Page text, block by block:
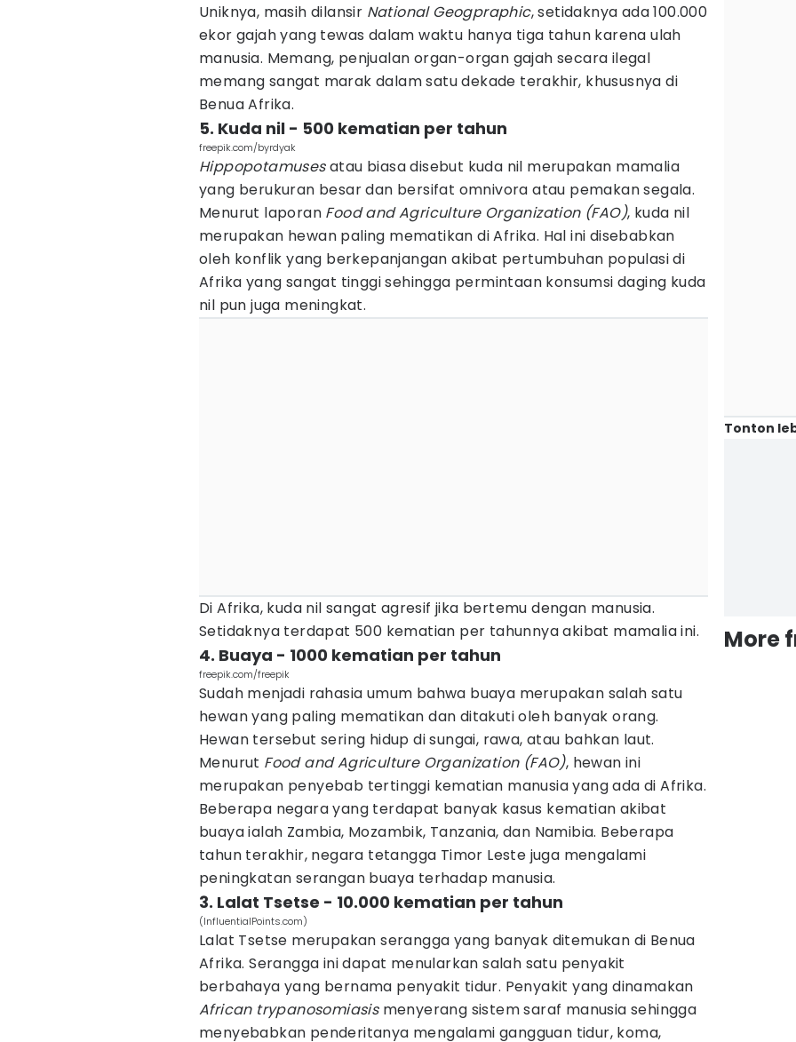
Uniknya, masih dilansir National Geogpraphic, setidaknya ada 100.000
ekor gajah yang tewas dalam waktu hanya tiga tahun karena ulah
manusia. Memang, penjualan organ-organ gajah secara ilegal
memang sangat marak dalam satu dekade terakhir, khususnya di
Benua Afrika.
5. Kuda nil - 500 kematian per tahun
freepik.com/byrdyak
Hippopotamusesatau biasa disebut kuda nil merupakan mamalia
yang berukuran besar dan bersifat omnivora atau pemakan segala.
Menurut laporan Food and Agriculture Organization (FAO), kuda nil
merupakan hewan paling mematikan di Afrika. Hal ini disebabkan
oleh konflik yang berkepanjangan akibat pertumbuhan populasi di
Afrika yang sangat tinggi sehingga permintaan konsumsi daging kuda
nil pun juga meningkat.
Di Afrika, kuda nil sangat agresif jika bertemu dengan manusia.
Setidaknya terdapat 500 kematian per tahunnya akibat mamalia ini.
4. Buaya - 1000 kematian per tahun
freepik.com/freepik
Sudah menjadi rahasia umum bahwa buaya merupakan salah satu
hewan yang paling mematikan dan ditakuti oleh banyak orang.
Hewan tersebut sering hidup di sungai, rawa, atau bahkan laut.
Menurut Food and Agriculture Organization (FAO), hewan ini
merupakan penyebab tertinggi kematian manusia yang ada di Afrika.
Beberapa negara yang terdapat banyak kasus kematian akibat
buaya ialah Zambia, Mozambik, Tanzania, dan Namibia. Beberapa
tahun terakhir, negara tetangga Timor Leste juga mengalami
peningkatan serangan buaya terhadap manusia.
3. Lalat Tsetse - 10.000 kematian per tahun
(InfluentialPoints.com)
Lalat Tsetse merupakan serangga yang banyak ditemukan di Benua
Afrika. Serangga ini dapat menularkan salah satu penyakit
berbahaya yang bernama penyakit tidur. Penyakit yang dinamakan
African trypanosomiasismenyerang sistem saraf manusia sehingga
menyebabkan penderitanya mengalami gangguan tidur, koma,
Tonton
More